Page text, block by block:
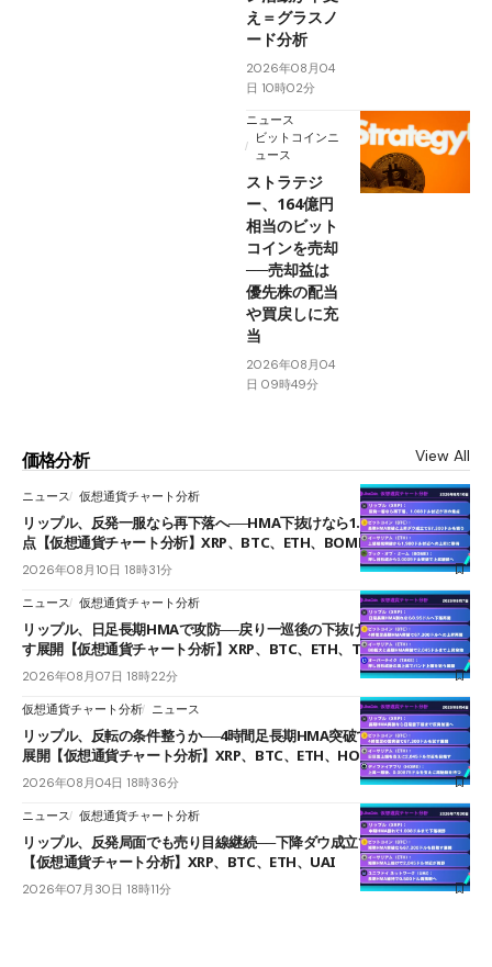
え＝グラスノ
ード分析
2026年08月04
日 10時02分
ニュース
ビットコインニ
ュース
ストラテジ
ー、164億円
相当のビット
コインを売却
──売却益は
優先株の配当
や買戻しに充
当
2026年08月04
日 09時49分
価格分析 View All
ニュース 仮想通貨チャート分析
リップル、反発一服なら再下落へ──HMA下抜けなら1.008ドルが次の焦
点【仮想通貨チャート分析】XRP、BTC、ETH、BOME
2026年08月10日 18時31分
ニュース 仮想通貨チャート分析
リップル、日足長期HMAで攻防──戻り一巡後の下抜けで0.95ドルを試
す展開【仮想通貨チャート分析】XRP、BTC、ETH、TAKE
2026年08月07日 18時22分
仮想通貨チャート分析 ニュース
リップル、反転の条件整うか──4時間足長期HMA突破で雲下端を目指す
展開【仮想通貨チャート分析】XRP、BTC、ETH、HOME
2026年08月04日 18時36分
ニュース 仮想通貨チャート分析
リップル、反発局面でも売り目線継続──下降ダウ成立で下値追う展開
【仮想通貨チャート分析】XRP、BTC、ETH、UAI
2026年07月30日 18時11分